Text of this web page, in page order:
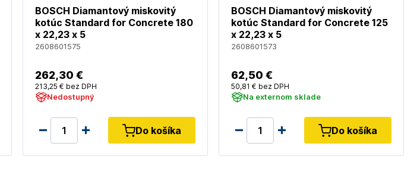
BOSCH Diamantový miskovitý
kotúc Standard for Concrete 180
x 22,23 x 5
2608601575
262,30 €
213,25 € bez DPH
Nedostupný
Do košíka
BOSCH Diamantový miskovitý
kotúc Standard for Concrete 125
x 22,23 x 5
2608601573
62,50 €
50,81 € bez DPH
Na externom sklade
Do košíka